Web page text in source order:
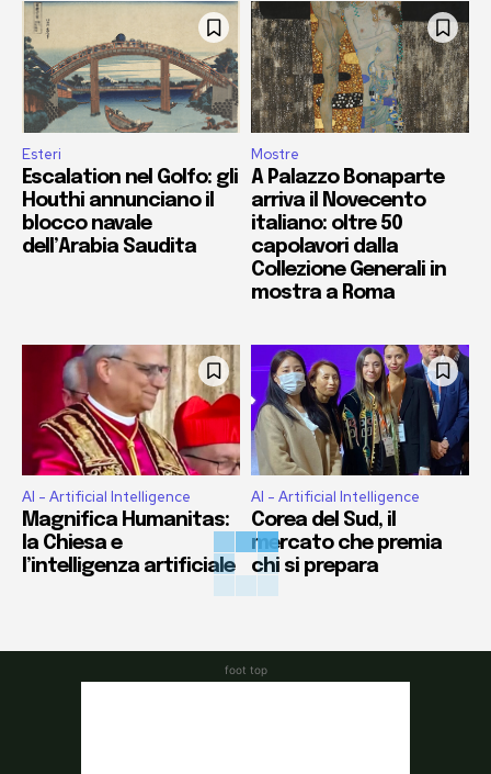
Esteri
Escalation nel Golfo: gli
Houthi annunciano il
blocco navale
dell’Arabia Saudita
Mostre
A Palazzo Bonaparte
arriva il Novecento
italiano: oltre 50
capolavori dalla
Collezione Generali in
mostra a Roma
AI - Artificial Intelligence
Magnifica Humanitas:
la Chiesa e
l’intelligenza artificiale
AI - Artificial Intelligence
Corea del Sud, il
mercato che premia
chi si prepara
foot top